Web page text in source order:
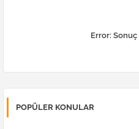
Error: Sonuç
POPÜLER KONULAR